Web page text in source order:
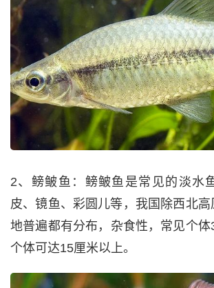
2、鳑鲏鱼：鳑鲏鱼是常见的淡水
皮、镜鱼、彩圆儿等，我国除西北
地普遍都有分布，杂食性，常见个
个体可达15厘米以上。